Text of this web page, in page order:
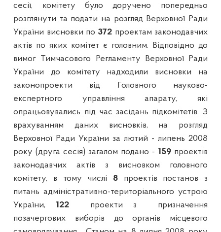
сесії, комітету було доручено попередньо
розглянути та подати на розгляд Верховної Ради
України висновки по 372 проектам законодавчих
актів по яких комітет є головним. Відповідно до
вимог Тимчасового Регламенту Верховної Ради
України до комітету надходили висновки на
законопроекти від Головного науково-
експертного управління апарату, які
опрацьовувались під час засідань підкомітетів. З
врахуванням даних висновків, на розгляд
Верховної Ради України за лютий - липень 2008
року (друга сесія) загалом подано - 159 проектів
законодавчих актів з висновком головного
комітету, в тому числі 8проектів постанов з
питань адміністративно-територіального устрою
України, 122 проекти з
призначення
позачергових виборів до органів місцевого